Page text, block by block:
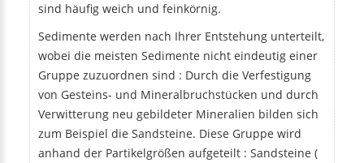
sind häufig weich und feinkörnig.
Sedimente werden nach Ihrer Entstehung unterteilt,
wobei die meisten Sedimente nicht eindeutig einer
Gruppe zuzuordnen sind : Durch die Verfestigung
von Gesteins- und Mineralbruchstücken und durch
Verwitterung neu gebildeter Mineralien bilden sich
zum Beispiel die Sandsteine. Diese Gruppe wird
anhand der Partikelgrößen aufgeteilt : Sandsteine (